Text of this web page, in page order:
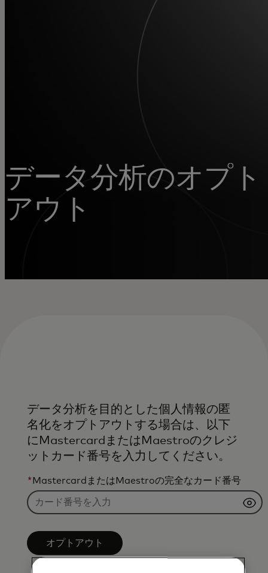
社会への取り組み
ニュース・インサイト
データ分析のオプト
アウト
データ分析を目的とした個人情報の匿
名化をオプトアウトする場合は、以下
にMastercardまたはMaestroのクレジ
ットカード番号を入力してください。
* MastercardまたはMaestroの完全なカード番号
オプトアウト